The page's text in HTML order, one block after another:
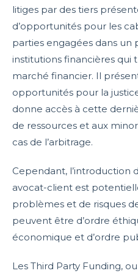
litiges par des tiers
d’opportunités pour les
parties engagées dans un
institutions financières qui
marché financier. Il
opportunités pour la
donne accès à cette
de ressources et aux
cas de l’arbitrage.
Cependant, l’introduction
avocat-client est
problèmes et de risques
peuvent être d’ordre
économique et d’ordre
Les Third Party Funding,